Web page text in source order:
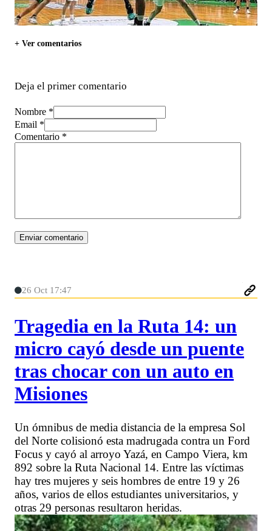
+ Ver comentarios
Deja el primer comentario
Nombre *
Email *
Comentario *
26 Oct 17:47
Tragedia en la Ruta 14: un
micro cayó desde un puente
tras chocar con un auto en
Misiones
Un ómnibus de media distancia de la empresa Sol
del Norte colisionó esta madrugada contra un Ford
Focus y cayó al arroyo Yazá, en Campo Viera, km
892 sobre la Ruta Nacional 14. Entre las víctimas
hay tres mujeres y seis hombres de entre 19 y 26
años, varios de ellos estudiantes universitarios, y
otras 29 personas resultaron heridas.